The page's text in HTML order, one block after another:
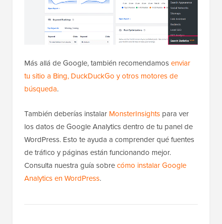
Más allá de Google, también recomendamosenviar
tu sitio a Bing, DuckDuckGo y otros motores de
búsqueda.
También deberías instalar MonsterInsights para ver
los datos de Google Analytics dentro de tu panel de
WordPress. Esto te ayuda a comprender qué fuentes
de tráfico y páginas están funcionando mejor.
Consulta nuestra guía sobrecómo instalar Google
Analytics en WordPress.